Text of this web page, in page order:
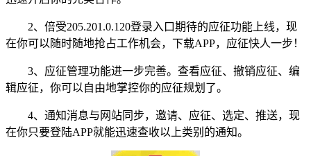
2、倍受205.201.0.120登录入口期待的应征功能上线，现
在你可以随时随地抢占工作机会，下载APP，应征快人一步！
3、应征管理功能进一步完善。查看应征、撤销应征、编
辑应征，你可以自由地掌控你的应征规划了。
4、通知消息与网站同步，邀请、应征、选定、推送，现
在你只要登陆APP就能迅速查收以上类别的通知。